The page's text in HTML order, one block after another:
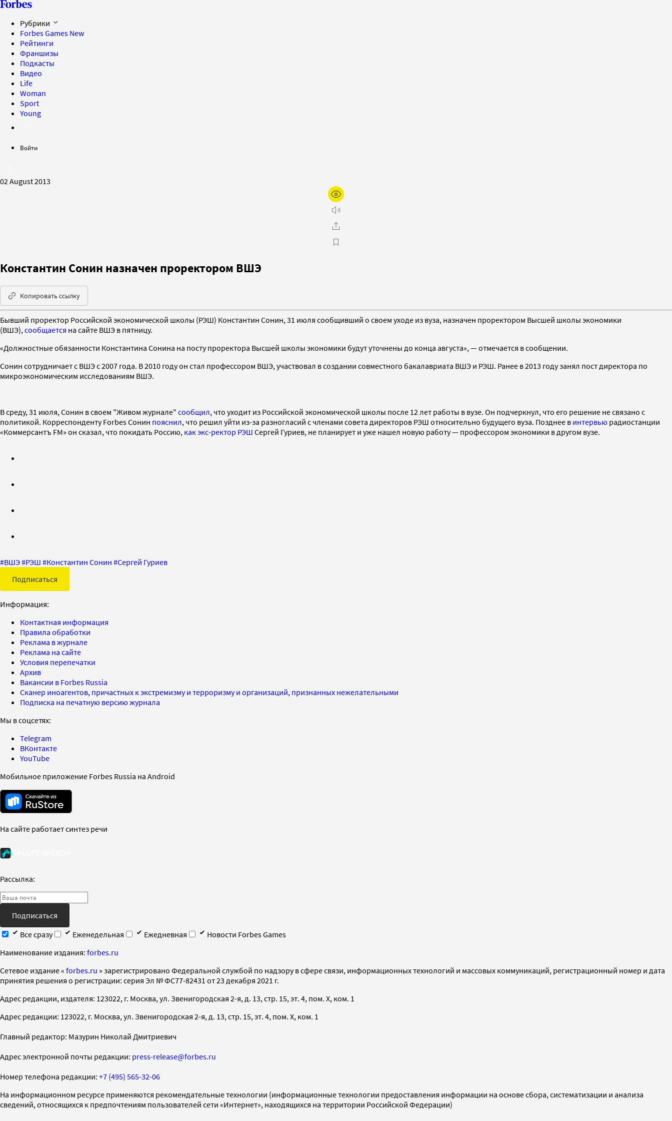
Рубрики
Forbes Games New
Рейтинги
Франшизы
Подкасты
Видео
Life
Woman
Sport
Young
Войти
02 August 2013
Константин Сонин назначен проректором ВШЭ
Копировать ссылку
Бывший проректор Российской экономической школы (РЭШ) Константин Сонин, 31 июля сообщивший о своем уходе из вуза, назначен проректором Высшей школы экономики
(ВШЭ), сообщается на сайте ВШЭ в пятницу.
«Должностные обязанности Константина Сонина на посту проректора Высшей школы экономики будут уточнены до конца августа», — отмечается в сообщении.
Сонин сотрудничает с ВШЭ с 2007 года. В 2010 году он стал профессором ВШЭ, участвовал в создании совместного бакалавриата ВШЭ и РЭШ. Ранее в 2013 году занял пост директора по
микроэкономическим исследованиям ВШЭ.
В среду, 31 июля, Сонин в своем "Живом журнале" сообщил, что уходит из Российской экономической школы после 12 лет работы в вузе. Он подчеркнул, что его решение не связано с
политикой. Корреспонденту Forbes Сонин пояснил, что решил уйти из-за разногласий с членами совета директоров РЭШ относительно будущего вуза. Позднее в интервью радиостанции
«Коммерсантъ FM» он сказал, что покидать Россию, как экс-ректор РЭШ Сергей Гуриев, не планирует и уже нашел новую работу — профессором экономики в другом вузе.
#ВШЭ#РЭШ #Константин Сонин #Сергей Гуриев
Подписаться
Информация:
Контактная информация
Правила обработки
Реклама в журнале
Реклама на сайте
Условия перепечатки
Архив
Вакансии в Forbes Russia
Сканер иноагентов, причастных к экстремизму и терроризму и организаций, признанных нежелательными
Подписка на печатную версию журнала
Мы в соцсетях:
Telegram
ВКонтакте
YouTube
Мобильное приложение Forbes Russia на Android
На сайте работает синтез речи
Рассылка:
Подписаться
Все сразу
Еженедельная Ежедневная
Новости Forbes Games
Наименование издания: forbes.ru
Cетевое издание « forbes.ru » зарегистрировано Федеральной службой по надзору в сфере связи, информационных технологий и массовых коммуникаций, регистрационный номер и дата
принятия решения о регистрации: серия Эл № ФС77-82431 от 23 декабря 2021 г.
Адрес редакции, издателя: 123022, г. Москва, ул. Звенигородская 2-я, д. 13, стр. 15, эт. 4, пом. X, ком. 1
Адрес редакции: 123022, г. Москва, ул. Звенигородская 2-я, д. 13, стр. 15, эт. 4, пом. X, ком. 1
Главный редактор: Мазурин Николай Дмитриевич
Адрес электронной почты редакции: press-release@forbes.ru
Номер телефона редакции: +7 (495) 565-32-06
На информационном ресурсе применяются рекомендательные технологии (информационные технологии предоставления информации на основе сбора, систематизации и анализа
сведений, относящихся к предпочтениям пользователей сети «Интернет», находящихся на территории Российской Федерации)